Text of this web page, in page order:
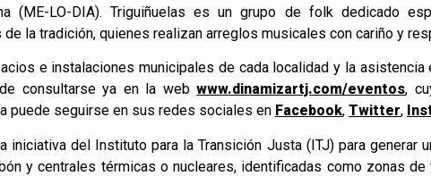
(ME-LO-DIA). Triguiñuelas es un grupo de folk dedicado
la tradición, quienes realizan arreglos musicales con cariño y
e instalaciones municipales de cada localidad y la asistencia
consultarse ya en la webwww.dinamizartj.com/eventos,
puede seguirse en sus redes sociales en Facebook, Twitter,
iniciativa del Instituto para la Transición Justa (ITJ) para
y centrales térmicas o nucleares, identificadas como zonas